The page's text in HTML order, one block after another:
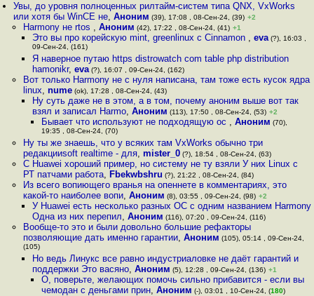
Увы, до уровня полноценных рилтайм-систем типа QNX, VxWorks
или хотя бы WinCE не,Аноним (39), 17:08 , 08-Сен-24, (39) +2
Harmony не rtos , Аноним (42), 17:22 , 08-Сен-24, (41) +1
Это вы про корейскую mint, greenlinux с Cinnamon , eva(?), 16:03 ,
09-Сен-24, (161)
Я наверное путаю https distrowatch com table php distribution
hamonikr, eva(?), 16:07 , 09-Сен-24, (162)
Вот только Harmony не с нуля написана, там тоже есть кусок ядра
linux, nume(ok), 17:28 , 08-Сен-24, (43)
Ну суть даже не в этом, а в том, почему аноним выше вот так
взял и записал Harmo, Аноним (113), 17:50 , 08-Сен-24, (53) +2
Бывает что используют не подходящую ос ,Аноним (70),
19:35 , 08-Сен-24, (70)
Ну ты же знаешь, что у всяких там VxWorks обычно три
редакцииsoft realtime - для, mister_0(?), 18:54 , 08-Сен-24, (63)
С Huawei хороший пример, но систему не ту взяли У них Linux с
РТ патчами работа, Fbekwbshru (?), 21:22 , 08-Сен-24, (84)
Из всего вопиющего вранья на опеннете в комментариях, это
какой-то наиболее вопи, Аноним (8), 03:55 , 09-Сен-24, (98) +2
У Huawei есть несколько разных ОС с одним названием Harmony
Одна из них перепил, Аноним (116), 07:20 , 09-Сен-24, (116)
Вообще-то это и были довольно большие рефакторы
позволяющие дать именно гарантии, Аноним (105), 05:14 , 09-Сен-24,
(105)
Но ведь Линукс все равно индустриаловке не даёт гарантий и
поддержки Это васяно, Аноним (5), 12:28 , 09-Сен-24, (136) +1
О, поверьте, желающих помочь сильно прибавится - если вы
чемодан с деньгами прин,Аноним (-), 03:01 , 10-Сен-24, (180)